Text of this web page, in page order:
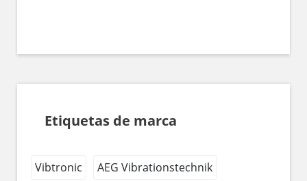
Etiquetas de marca
Vibtronic AEG Vibrationstechnik